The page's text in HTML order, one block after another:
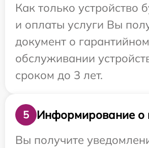
Как только устройство
и оплаты услуги Вы
документ о гарантийном
обслуживании
сроком до 3 лет.
5
Информирование о
Вы получите